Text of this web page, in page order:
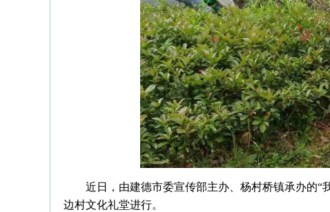
近日，由建德市委宣传部主办、杨村桥镇承办的“
边村文化礼堂进行。